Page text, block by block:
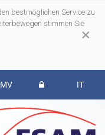
×
bestmöglichen Service zu
stimmen Sie
IT